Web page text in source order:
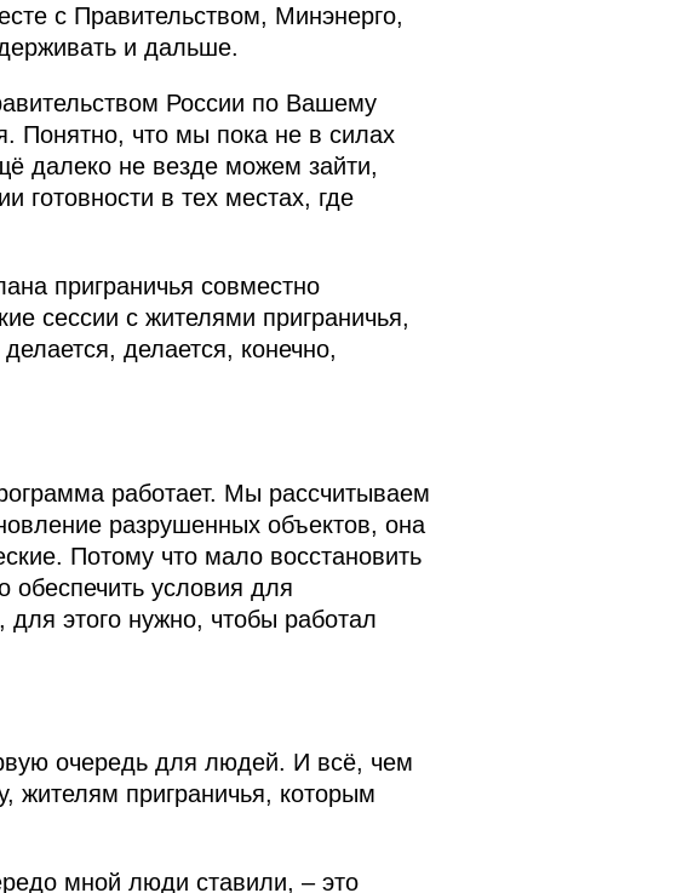
с Правительством, Минэнерго,
и дальше.
России по Вашему
Понятно, что мы пока не в силах
далеко не везде можем зайти,
готовности в тех местах, где
приграничья совместно
сессии с жителями приграничья,
делается, конечно,
работает. Мы рассчитываем
разрушенных объектов, она
Потому что мало восстановить
условия для
этого нужно, чтобы работал
очередь для людей. И всё, чем
жителям приграничья, которым
мной люди ставили, – это